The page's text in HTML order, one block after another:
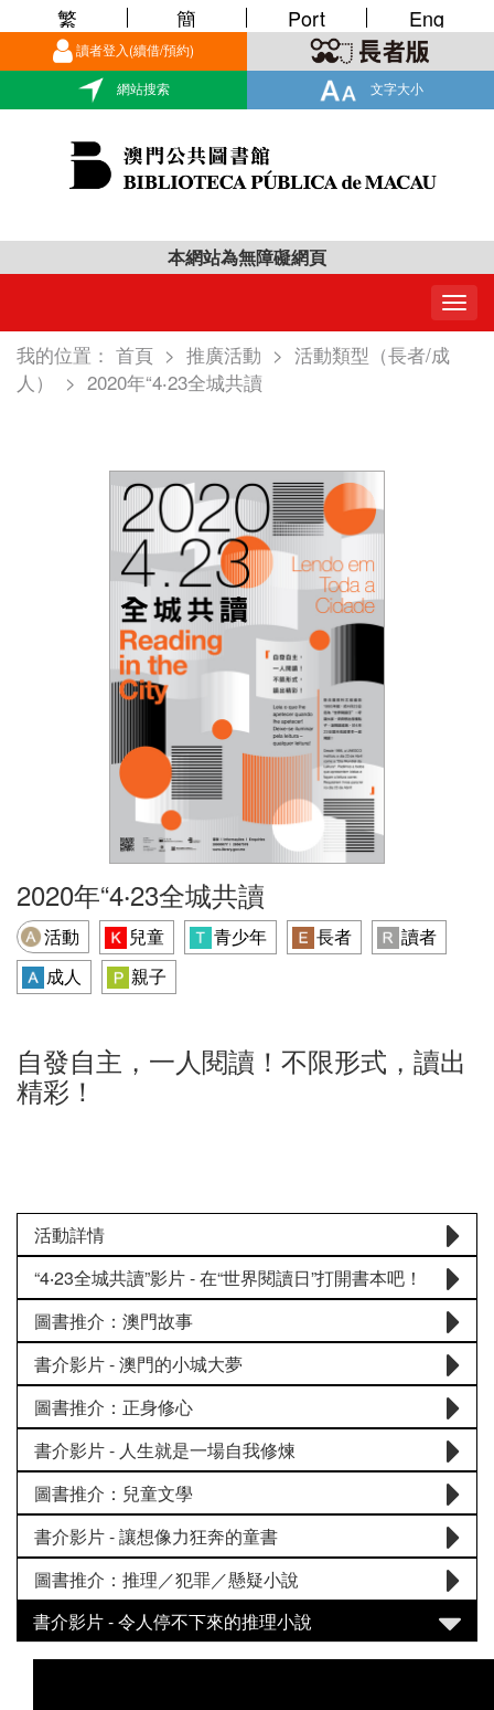
讀者登入(續借/預約)
網站搜索 文字大小
繁 簡 Port Eng
本網站為無障礙網頁
我的位置： 首頁 > 推廣活動 > 活動類型（長者/成
人）
> 2020年“4‧23全城共讀
2020年“4‧23全城共讀
活動 兒童 青少年 長者
讀者
成人
親子
自發自主，一人閱讀！不限形式，讀出
精彩！
活動詳情
“4‧23全城共讀”影片 - 在“世界閱讀日”打開書本吧！
圖書推介：澳門故事
書介影片 - 澳門的小城大夢
圖書推介：正身修心
書介影片 - 人生就是一場自我修煉
圖書推介：兒童文學
書介影片 - 讓想像力狂奔的童書
圖書推介：推理／犯罪／懸疑小說
書介影片 - 令人停不下來的推理小說